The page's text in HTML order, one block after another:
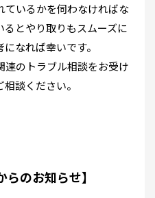
ているかを伺わなければな
るとやり取りもスムーズに
なれば幸いです。
連のトラブル相談をお受け
談ください。
らのお知らせ】